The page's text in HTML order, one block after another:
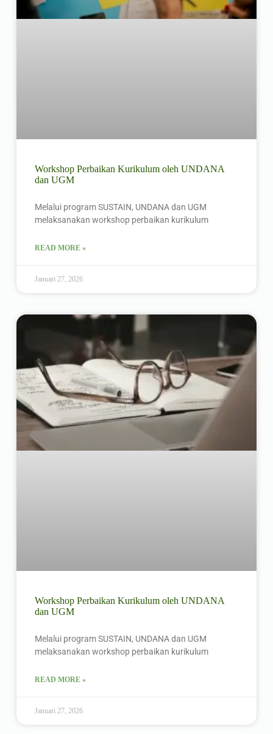
Workshop Perbaikan Kurikulum oleh UNDANA
dan UGM
Melalui program SUSTAIN, UNDANA dan UGM
melaksanakan workshop perbaikan kurikulum
READ MORE »
Januari 27, 2026
Workshop Perbaikan Kurikulum oleh UNDANA
dan UGM
Melalui program SUSTAIN, UNDANA dan UGM
melaksanakan workshop perbaikan kurikulum
READ MORE »
Januari 27, 2026